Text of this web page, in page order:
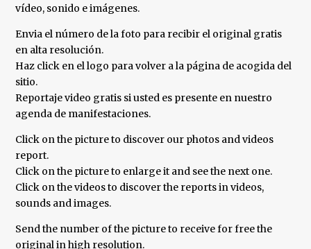
vídeo, sonido e imágenes.
Envia el número de la foto para recibir el original gratis
en alta resolución.
Haz click en el logo para volver a la página de acogida del
sitio.
Reportaje video gratis si usted es presente en nuestro
agenda de manifestaciones.
Click on the picture to discover our photos and videos
report.
Click on the picture to enlarge it and see the next one.
Click on the videos to discover the reports in videos,
sounds and images.
Send the number of the picture to receive for free the
original in high resolution.